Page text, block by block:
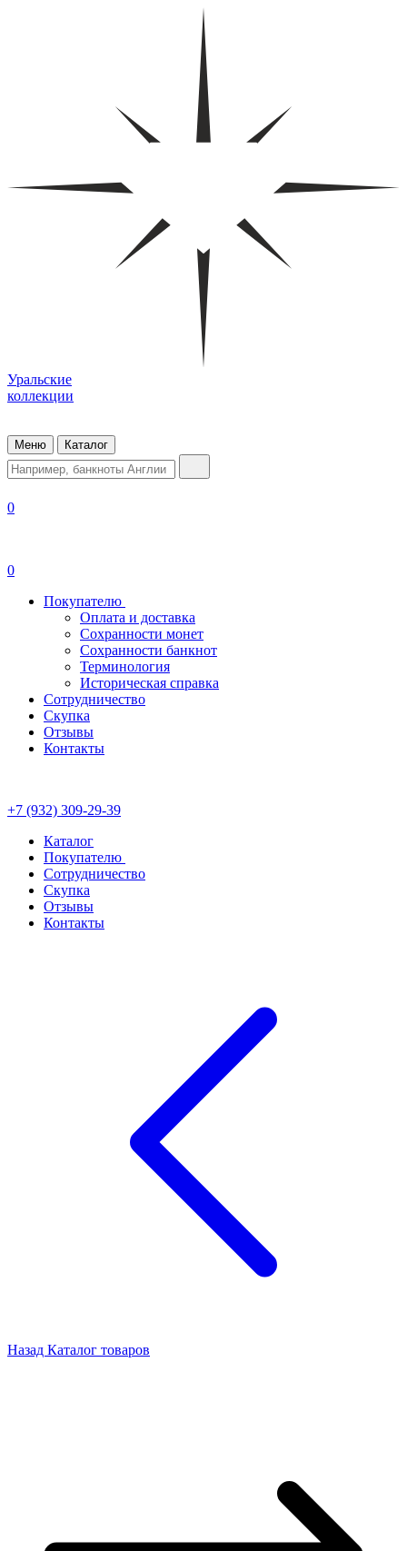
Уральские
коллекции
Меню Каталог
0
0
Покупателю
Оплата и доставка
Сохранности монет
Сохранности банкнот
Терминология
Историческая справка
Сотрудничество
Скупка
Отзывы
Контакты
+7 (932) 309-29-39
Каталог
Покупателю
Сотрудничество
Скупка
Отзывы
Контакты
Назад Каталог товаров